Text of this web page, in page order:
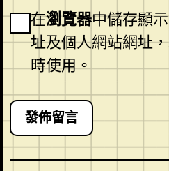
在瀏覽器中儲存顯
址及個人網站網址
時使用。